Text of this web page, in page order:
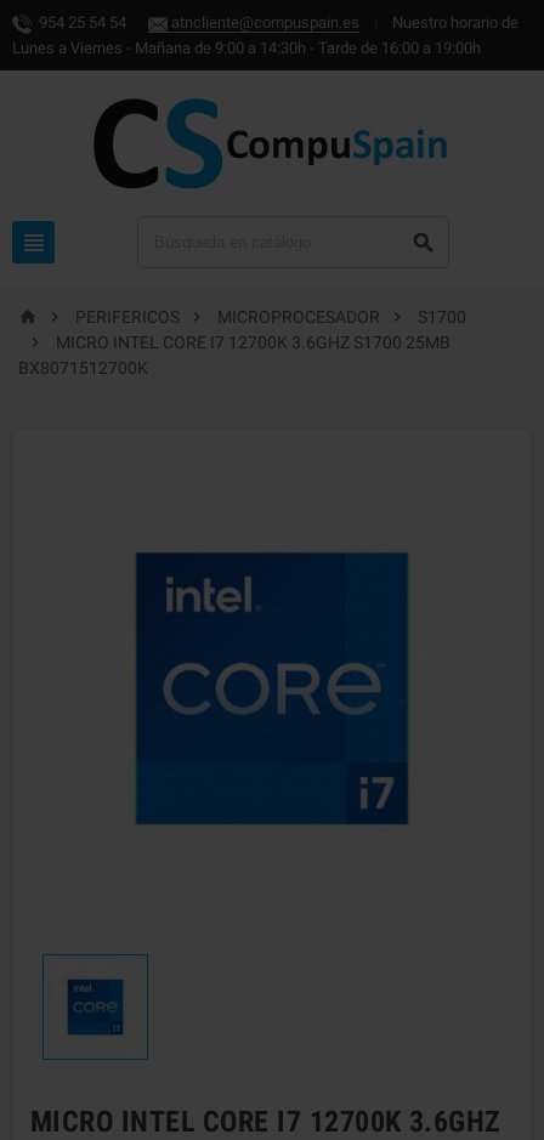
954 25 54 54 atncliente@compuspain.es
Nuestro horario de
Lunes a Viernes - Mañana de 9:00 a 14:30h - Tarde de 16:00 a 19:00h
 
  PERIFERICOS  MICROPROCESADOR 
S1700

MICRO INTEL CORE I7 12700K 3.6GHZ S1700 25MB
BX8071512700K
MICRO INTEL CORE I7 12700K 3.6GHZ